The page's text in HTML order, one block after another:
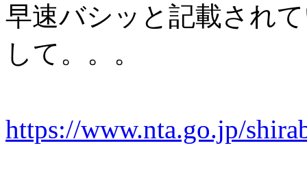
早速バシッと記載され
して。。。
https://www.nta.go.jp/